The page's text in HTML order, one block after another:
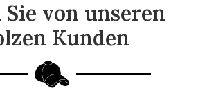
Sie von unseren
Kunden